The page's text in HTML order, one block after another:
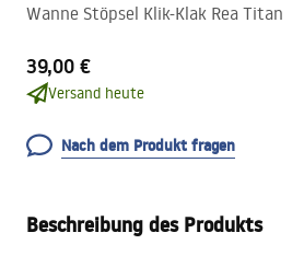
Wanne Stöpsel Klik-Klak Rea Titan
39,00 €
Versand heute
Nach dem Produkt fragen
Beschreibung des Produkts